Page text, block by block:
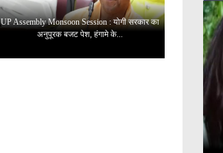
UP Assembly Monsoon Session : योगी सरकार का
अनुपूरक बजट पेश, हंगामे के...